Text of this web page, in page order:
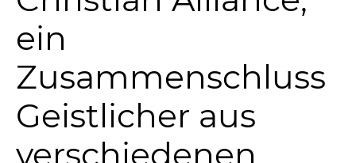
ein
Zusammenschluss
Geistlicher aus
verschiedenen